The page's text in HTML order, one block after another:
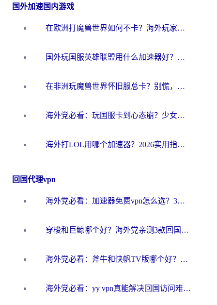
国外加速国内游戏
在欧洲打魔兽世界如何不卡？海外玩家的国服游戏加速终极攻略
国外玩国服英雄联盟用什么加速器好？海外党亲测有效的国服游戏加速指南
在非洲玩魔兽世界怀旧服总卡？别慌，这份指南帮你丝滑开荒
海外党必看：玩国服卡到心态崩？少女前线云图计划加速器免费推荐+碧蓝航线足球世界流畅攻略
海外打LOL用哪个加速器？2026实用指南：从延迟到设备适配，一篇解决你的国服游戏痛点
回国代理vpn
海外党必看：加速器免费vpn怎么选？3步教你无缝访问国内资源
穿梭和巨鲸哪个好？海外党亲测3款回国加速器，教你避开90%的坑
海外党必看：斧牛和快帆TV版哪个好？3分钟选对回国加速器，无缝刷B站、追热剧
海外党必看：yy vpn真能解决回国访问难题？附云极initap测评+免费方案对比